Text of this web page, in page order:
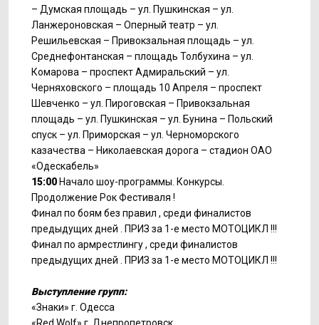
– Думская площадь – ул. Пушкинская – ул.
Ланжероновская – Оперный театр – ул.
Решильевская – Привокзальная площадь – ул.
Среднефонтанская – площадь Толбухина – ул.
Комарова – проспект Адмиральский – ул.
Черняховского – площадь 10 Апреля – проспект
Шевченко – ул. Пироговская – Привокзальная
площадь – ул. Пушкинская – ул. Бунина – Польский
спуск – ул. Приморская – ул. Черноморского
казачества – Николаевская дорога – стадион ОАО
«Одескабель»
15:00 Начало шоу-программы. Конкурсы.
Продолжение Рок Фестиваля !
Финал по боям без правил , среди финалистов
предыдущих дней . ПРИЗ за 1-е место МОТОЦИКЛ !!!
Финал по армрестлингу , среди финалистов
предыдущих дней . ПРИЗ за 1-е место МОТОЦИКЛ !!!
Выступление групп:
«Знаки» г. Одесса